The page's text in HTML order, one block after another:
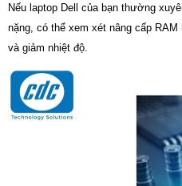
Nếu laptop Dell của bạn thường
nặng, có thể xem xét nâng cấp
và giảm nhiệt độ.